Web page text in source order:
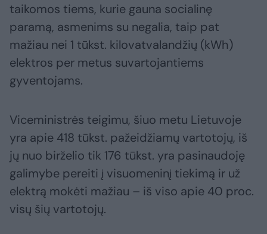
taikomos tiems, kurie gauna socialinę
paramą, asmenims su negalia, taip pat
mažiau nei 1 tūkst. kilovatvalandžių (kWh)
elektros per metus suvartojantiems
gyventojams.
Viceministrės teigimu, šiuo metu Lietuvoje
yra apie 418 tūkst. pažeidžiamų vartotojų, iš
jų nuo birželio tik 176 tūkst. yra pasinaudoję
galimybe pereiti į visuomeninį tiekimą ir už
elektrą mokėti mažiau – iš viso apie 40 proc.
visų šių vartotojų.